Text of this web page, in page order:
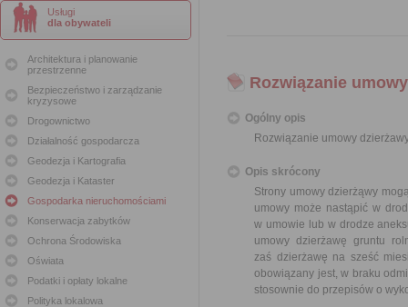
Usługi
dla obywateli
Architektura i planowanie
przestrzenne
Bezpieczeństwo i zarządzanie
kryzysowe
Drogownictwo
Działalność gospodarcza
Geodezja i Kartografia
Geodezja i Kataster
Gospodarka nieruchomościami
Konserwacja zabytków
Ochrona Środowiska
Oświata
Podatki i opłaty lokalne
Polityka lokalowa
Rozwiązanie
Ogólny opis
Rozwiązanie umowy
Opis skrócony
Strony umowy dzierżąwy
umowy może nastąpić w
w umowie lub w drodze
umowy dzierżawę gruntu
zaś dzierżawę na sześć
obowiązany jest, w braku
stosownie do przepisów o